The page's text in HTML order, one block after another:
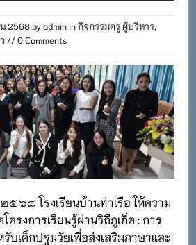
อาสาฬหบูชาและวันเข้าพรรษา
FOR KIDS เสริมสร้างวินัยและ
ภัยในการใช้รถใช้ถนน
2568byadmininกิจกรรมครู ผู้บริหาร,
// 0 Comments
๖๘ โรงเรียนบ้านท่าเรือ ให้ความ
ครงการเรียนรู้ผ่านวิถีภูเก็ต : การ
บเด็กปฐมวัยเพื่อส่งเสริมภาษาและ